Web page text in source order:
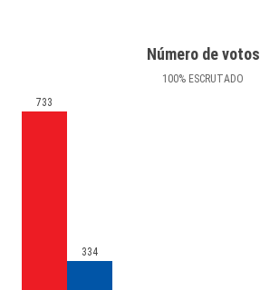
Número de votos
100% ESCRUTADO
733
334